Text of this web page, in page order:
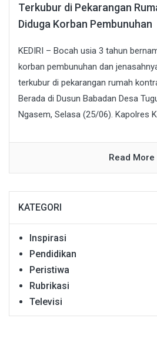
Terkubur di Pekarangan
Diduga Korban Pembunuhan
KEDIRI – Bocah usia 3 tahun
korban pembunuhan dan
terkubur di pekarangan rumah
Berada di Dusun Babadan Desa
Ngasem, Selasa (25/06). Kapolres
Read More
KATEGORI
Inspirasi
Pendidikan
Peristiwa
Rubrikasi
Televisi